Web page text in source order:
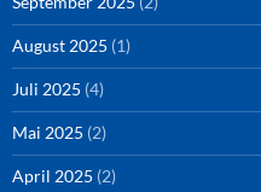
August 2025 (1)
Juli 2025 (4)
Mai 2025 (2)
April 2025 (2)